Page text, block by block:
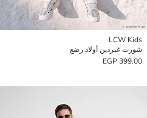
LCW Kids
شورت غبردين أولاد رضع
399.00 EGP